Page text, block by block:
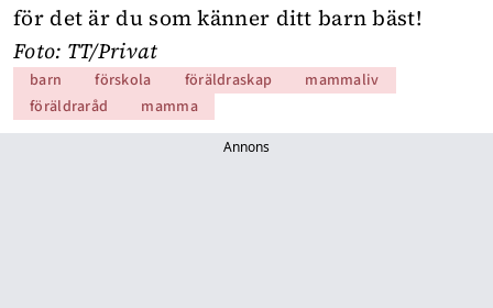
för det är du som känner ditt barn bäst!
Foto: TT/Privat
barn förskola föräldraskap
mammaliv
föräldraråd
mamma
Annons